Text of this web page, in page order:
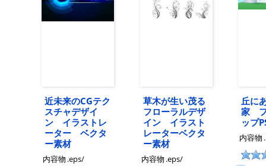
近未来のCGテク
スチャデザイ
ン イラストレ
ーター ベクタ
ー素材
内容物 .eps/
草木が生い茂る
フローラルデザ
イン イラスト
レーターベクタ
ー素材
内容物 .eps/
丘に
家
ップ
内容物